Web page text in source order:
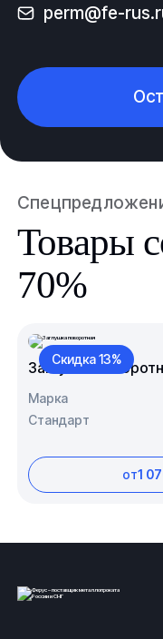
perm@fe-
Товары
70%
Скидка 13%
Заглушка
Марка
Стандарт
от1